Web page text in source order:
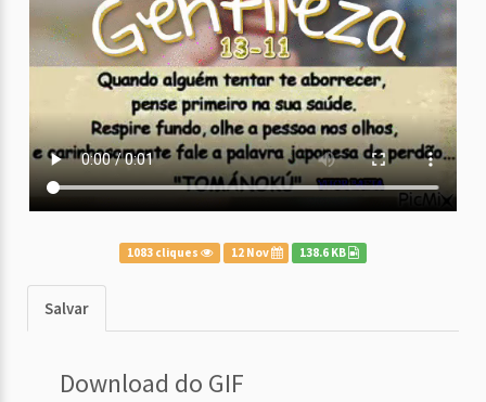
1083 cliques 12 Nov 138.6 KB
Salvar
Download do GIF